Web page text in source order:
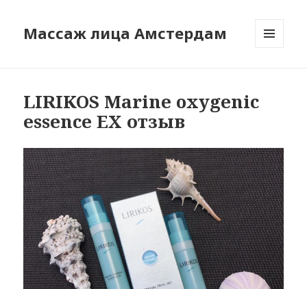
Массаж лица Амстердам
LIRIKOS Marine oxygenic
essence EX отзыв